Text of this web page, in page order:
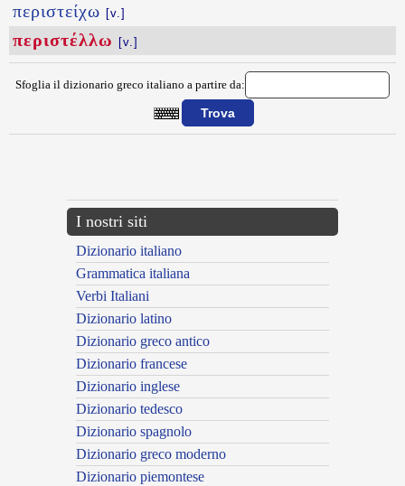
περιστείχω [v.]
περιστέλλω [v.]
Sfoglia il dizionario greco italiano a partire da:
I nostri siti
Dizionario italiano
Grammatica italiana
Verbi Italiani
Dizionario latino
Dizionario greco antico
Dizionario francese
Dizionario inglese
Dizionario tedesco
Dizionario spagnolo
Dizionario greco moderno
Dizionario piemontese